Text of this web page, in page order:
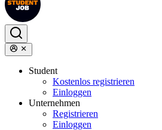
Student
Kostenlos registrieren
Einloggen
Unternehmen
Registrieren
Einloggen